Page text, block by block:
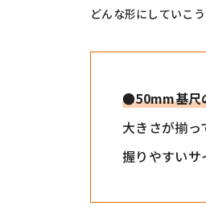
どんな形にしていこう
●50mm基尺
大きさが揃っ
握りやすいサ